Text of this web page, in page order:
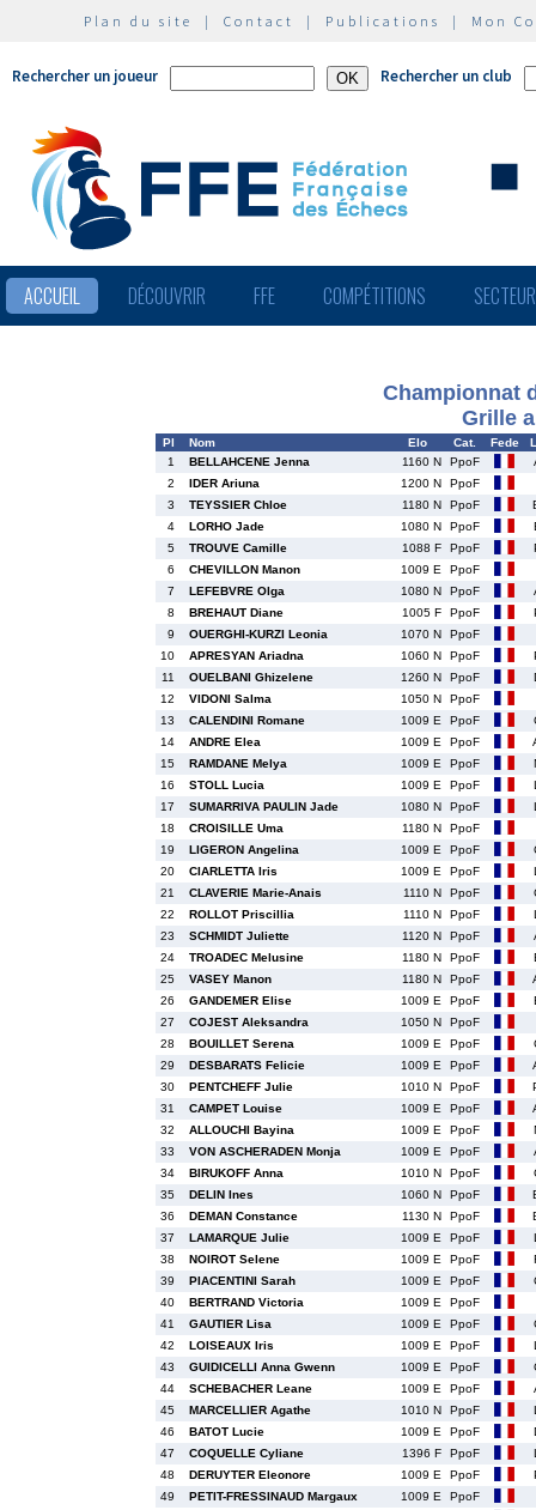
Plan du site | Contact | Publications | Mon
Rechercher un joueur Rechercher un club
ACCUEIL DÉCOUVRIR FFE COMPÉTITIONS
Championnat
Grille
Pl Nom Elo Cat. Fede
1
BELLAHCENE Jenna 1160 N PpoF
2
IDER Ariuna 1200 N
PpoF
3
TEYSSIER Chloe 1180 N PpoF
4
LORHO Jade 1080 N PpoF
5
TROUVE Camille 1088 F PpoF
6
CHEVILLON Manon 1009 E
PpoF
7
LEFEBVRE Olga 1080 N PpoF
8
BREHAUT Diane 1005 F PpoF
9
OUERGHI-KURZI Leonia 1070 N
PpoF
10
APRESYAN Ariadna 1060 N PpoF
11
OUELBANI Ghizelene 1260 N PpoF
12
VIDONI Salma 1050 N
PpoF
13
CALENDINI Romane 1009 E PpoF
14
ANDRE Elea 1009 E PpoF
15
RAMDANE Melya 1009 E PpoF
16
STOLL Lucia 1009 E PpoF
17
SUMARRIVA PAULIN Jade 1080 N PpoF
18
CROISILLE Uma 1180 N
PpoF
19
LIGERON Angelina 1009 E PpoF
20
CIARLETTA Iris 1009 E PpoF
21
CLAVERIE Marie-Anais 1110 N PpoF
22
ROLLOT Priscillia 1110 N PpoF
23
SCHMIDT Juliette 1120 N PpoF
24
TROADEC Melusine 1180 N PpoF
25
VASEY Manon 1180 N PpoF
26
GANDEMER Elise 1009 E PpoF
27
COJEST Aleksandra 1050 N
PpoF
28
BOUILLET Serena 1009 E PpoF
29
DESBARATS Felicie 1009 E PpoF
30
PENTCHEFF Julie 1010 N PpoF
31
CAMPET Louise 1009 E PpoF
32
ALLOUCHI Bayina 1009 E PpoF
33
VON ASCHERADEN Monja 1009 E PpoF
34
BIRUKOFF Anna 1010 N PpoF
35
DELIN Ines 1060 N PpoF
36
DEMAN Constance 1130 N PpoF
37
LAMARQUE Julie 1009 E PpoF
38
NOIROT Selene 1009 E PpoF
39
PIACENTINI Sarah 1009 E PpoF
40
BERTRAND Victoria 1009 E
PpoF
41
GAUTIER Lisa 1009 E PpoF
42
LOISEAUX Iris 1009 E PpoF
43
GUIDICELLI Anna Gwenn 1009 E PpoF
44
SCHEBACHER Leane 1009 E PpoF
45
MARCELLIER Agathe 1010 N PpoF
46
BATOT Lucie 1009 E PpoF
47
COQUELLE Cyliane 1396 F PpoF
48
DERUYTER Eleonore 1009 E PpoF
49
PETIT-FRESSINAUD Margaux 1009 E PpoF